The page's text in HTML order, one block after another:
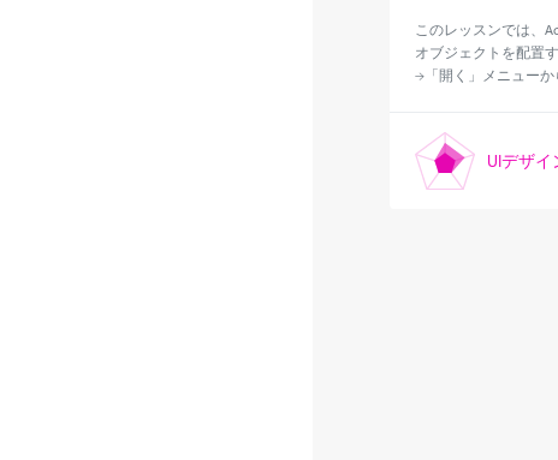
このレッスンでは、
オブジェクトを配置
→「開く」メニューか
UIデザイ